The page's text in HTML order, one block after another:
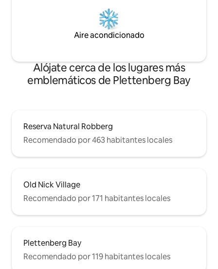
Aire acondicionado
Alójate cerca de los lugares más
emblemáticos de Plettenberg Bay
Reserva Natural Robberg
Recomendado por 463 habitantes locales
Old Nick Village
Recomendado por 171 habitantes locales
Plettenberg Bay
Recomendado por 119 habitantes locales